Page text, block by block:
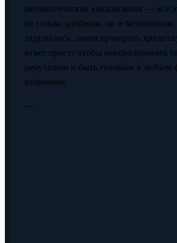
автоматические уведомления — всё
не только удобным, но и
задумались, зачем проверять
ответ прост: чтобы контролировать
репутацию и быть готовым к любым
решениям.
---